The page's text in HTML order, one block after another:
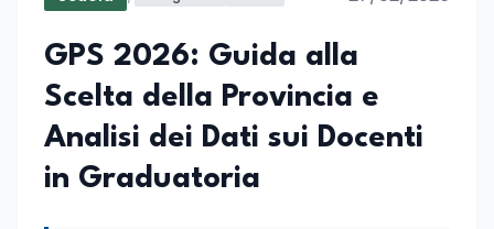
GPS 2026: Guida alla
Scelta della Provincia e
Analisi dei Dati sui Docenti
in Graduatoria